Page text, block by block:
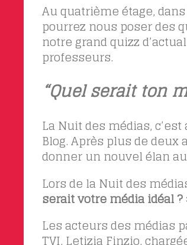
Au quatrième étage,
pourrez nous poser des
notre grand quizz
professeurs.
“Quel serait ton
La Nuit des médias,
Blog. Après plus de deux
donner un nouvel élan
Lors de la Nuit des
serait votre média idéal ?
Les acteurs des médias
TVI, Letizia Finzio,